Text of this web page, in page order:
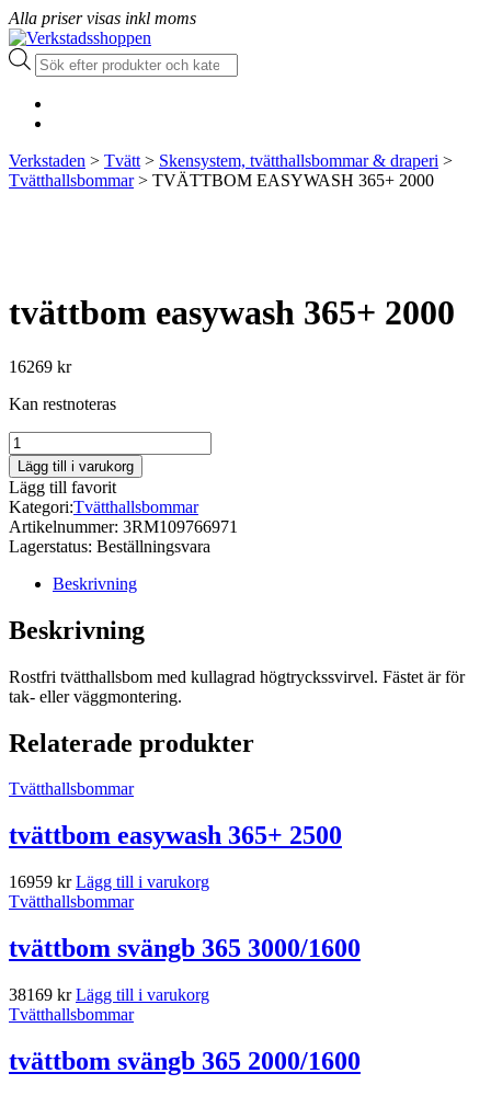
Alla priser visas inkl moms
Produktsökning
Verkstaden > Tvätt > Skensystem, tvätthallsbommar & draperi >
Tvätthallsbommar> TVÄTTBOM EASYWASH 365+ 2000
tvättbom easywash 365+ 2000
16269 kr
Kan restnoteras
TVÄTTBOM
EASYWASH
365+
2000
mängd
Lägg till i varukorg
Lägg till favorit
Kategori:Tvätthallsbommar
Artikelnummer: 3RM109766971
Lagerstatus: Beställningsvara
Beskrivning
Beskrivning
Rostfri tvätthallsbom med kullagrad högtryckssvirvel. Fästet är för
tak- eller väggmontering.
Relaterade produkter
Tvätthallsbommar
tvättbom easywash 365+ 2500
16959 kr Lägg till i varukorg
Tvätthallsbommar
tvättbom svängb 365 3000/1600
38169 kr Lägg till i varukorg
Tvätthallsbommar
tvättbom svängb 365 2000/1600